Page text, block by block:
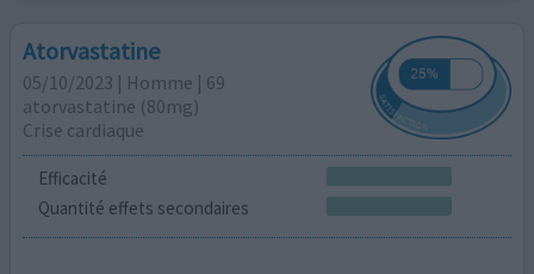
Atorvastatine
05/10/2023 | Homme | 69
atorvastatine (80mg)
Crise cardiaque
Efficacité
Quantité effets secondaires